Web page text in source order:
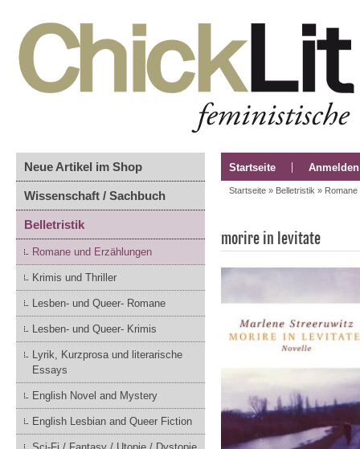
Neue Artikel im Shop
Wissenschaft / Sachbuch
Belletristik
Romane und Erzählungen
Krimis und Thriller
Lesben- und Queer- Romane
Lesben- und Queer- Krimis
Lyrik, Kurzprosa und literarische
Essays
English Novel and Mystery
English Lesbian and Queer Fiction
Startseite Anmelden
Startseite » Belletristik »
morire in levitate